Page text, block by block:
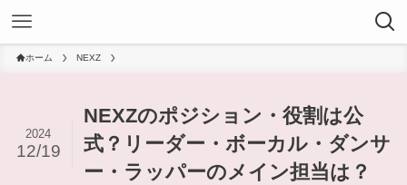
ホーム NEXZ
NEXZのポジション・役割は公
式？リーダー・ボーカル・ダンサ
ー・ラッパーのメイン担当は？
2024
12/19